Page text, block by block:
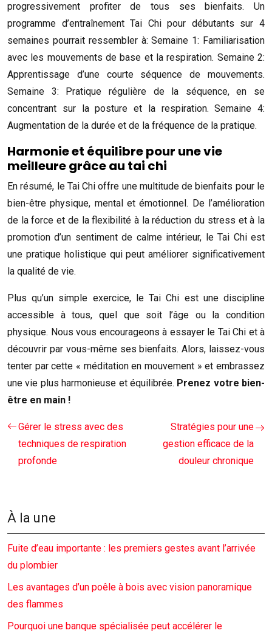
progressivement profiter de tous ses bienfaits. Un
programme d’entraînement Tai Chi pour débutants sur 4
semaines pourrait ressembler à: Semaine 1: Familiarisation
avec les mouvements de base et la respiration. Semaine 2:
Apprentissage d’une courte séquence de mouvements.
Semaine 3: Pratique régulière de la séquence, en se
concentrant sur la posture et la respiration. Semaine 4:
Augmentation de la durée et de la fréquence de la pratique.
Harmonie et équilibre pour une vie
meilleure grâce au tai chi
En résumé, le Tai Chi offre une multitude de bienfaits pour le
bien-être physique, mental et émotionnel. De l’amélioration
de la force et de la flexibilité à la réduction du stress et à la
promotion d’un sentiment de calme intérieur, le Tai Chi est
une pratique holistique qui peut améliorer significativement
la qualité de vie.
Plus qu’un simple exercice, le Tai Chi est une discipline
accessible à tous, quel que soit l’âge ou la condition
physique. Nous vous encourageons à essayer le Tai Chi et à
découvrir par vous-même ses bienfaits. Alors, laissez-vous
tenter par cette « méditation en mouvement » et embrassez
une vie plus harmonieuse et équilibrée. Prenez votre bien-
être en main !
Gérer le stress avec des
techniques de respiration
profonde
Stratégies pour une
gestion efficace de la
douleur chronique
À la une
Fuite d’eau importante : les premiers gestes avant l’arrivée
du plombier
Les avantages d’un poêle à bois avec vision panoramique
des flammes
Pourquoi une banque spécialisée peut accélérer le